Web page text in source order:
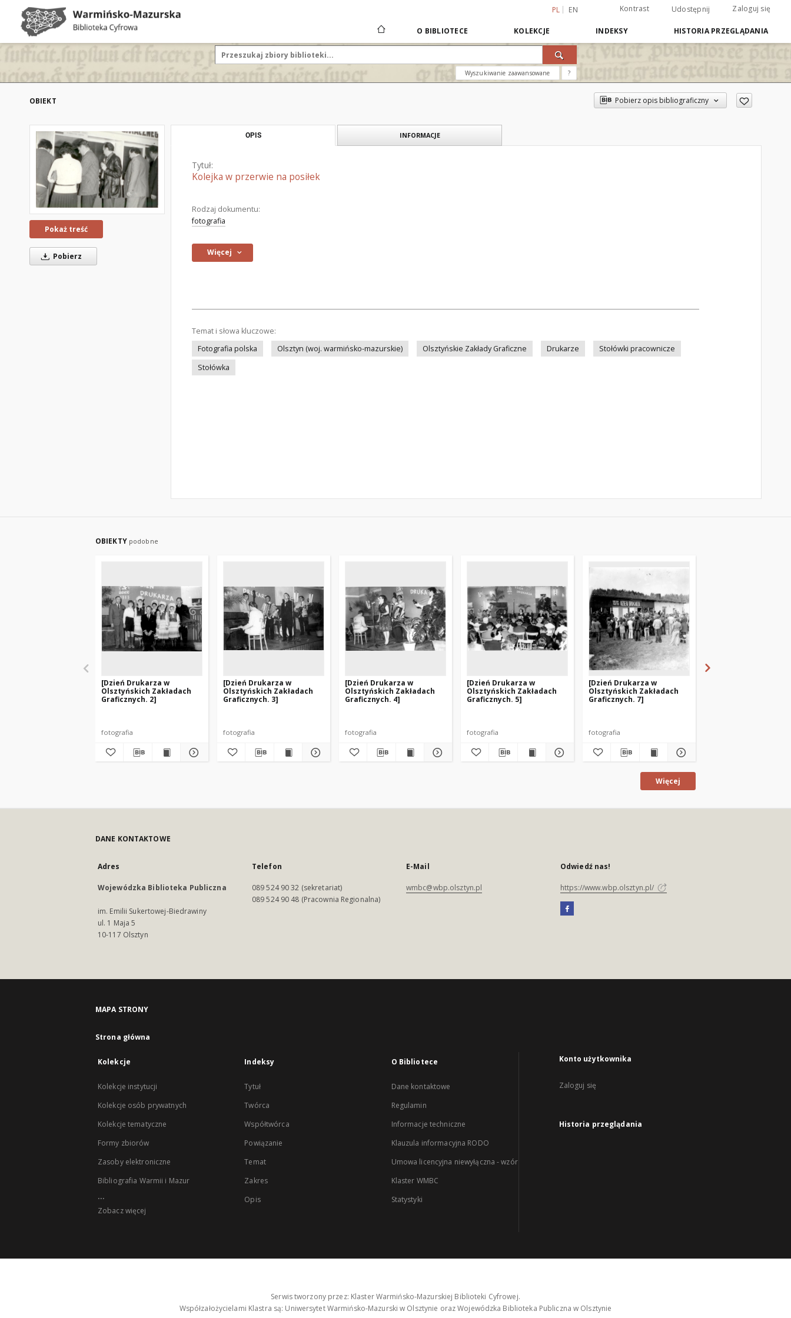
PL EN Kontrast Udostępnij Zaloguj się
O BIBLIOTECE KOLEKCJE INDEKSY HISTORIA PRZEGLĄDANIA
Wyszukiwanie zaawansowane ?
OBIEKT Pobierz opis bibliograficzny
Pokaż treść
Pobierz
OPIS INFORMACJE
Tytuł:
Kolejka w przerwie na posiłek
Rodzaj dokumentu:
fotografia
Więcej
Temat i słowa kluczowe:
Fotografia polska
Olsztyn (woj. warmińsko-mazurskie) Olsztyńskie Zakłady Graficzne Drukarze
Stołówki pracownicze
Stołówka
OBIEKTY podobne
[Dzień Drukarza w
Olsztyńskich Zakładach
Graficznych. 2]
fotografia
[Dzień Drukarza w
Olsztyńskich Zakładach
Graficznych. 3]
fotografia
[Dzień Drukarza w
Olsztyńskich Zakładach
Graficznych. 4]
fotografia
[Dzień Drukarza w
Olsztyńskich Zakładach
Graficznych. 5]
fotografia
[Dzień Drukarza w
Olsztyńskich Zakładach
Graficznych. 7]
fotografia
Więcej
DANE KONTAKTOWE
Adres
Wojewódzka Biblioteka Publiczna
im. Emilii Sukertowej-Biedrawiny
ul. 1 Maja 5
10-117 Olsztyn
Telefon
089 524 90 32 (sekretariat)
089 524 90 48 (Pracownia Regionalna)
E-Mail
wmbc@wbp.olsztyn.pl
Odwiedź nas!
https://www.wbp.olsztyn.pl/
MAPA STRONY
Strona główna
Kolekcje
Kolekcje instytucji
Kolekcje osób prywatnych
Kolekcje tematyczne
Formy zbiorów
Zasoby elektroniczne
Bibliografia Warmii i Mazur
...
Zobacz więcej
Indeksy
Tytuł
Twórca
Współtwórca
Powiązanie
Temat
Zakres
Opis
O Bibliotece
Dane kontaktowe
Regulamin
Informacje techniczne
Klauzula informacyjna RODO
Umowa licencyjna niewyłączna - wzór
Klaster WMBC
Statystyki
Konto użytkownika
Zaloguj się
Historia przeglądania
Serwis tworzony przez: Klaster Warmińsko-Mazurskiej Biblioteki Cyfrowej.
Współzałożycielami Klastra są: Uniwersytet Warmińsko-Mazurski w Olsztynie oraz Wojewódzka Biblioteka Publiczna w Olsztynie